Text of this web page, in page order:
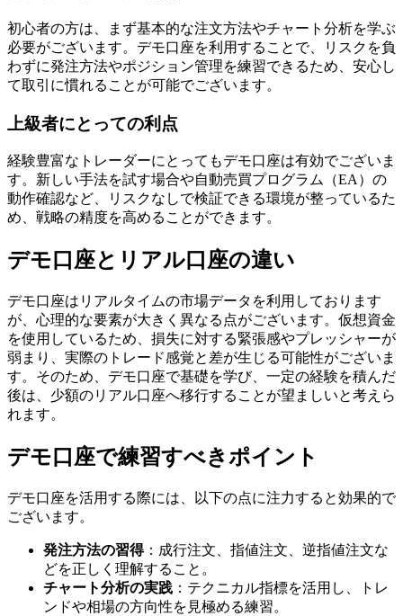
初心者の方は、まず基本的な注文方法やチャート分析を学ぶ
必要がございます。デモ口座を利用することで、リスクを負
わずに発注方法やポジション管理を練習できるため、安心し
て取引に慣れることが可能でございます。
上級者にとっての利点
経験豊富なトレーダーにとってもデモ口座は有効でございま
す。新しい手法を試す場合や自動売買プログラム（EA）の
動作確認など、リスクなしで検証できる環境が整っているた
め、戦略の精度を高めることができます。
デモ口座とリアル口座の違い
デモ口座はリアルタイムの市場データを利用しております
が、心理的な要素が大きく異なる点がございます。仮想資金
を使用しているため、損失に対する緊張感やプレッシャーが
弱まり、実際のトレード感覚と差が生じる可能性がございま
す。そのため、デモ口座で基礎を学び、一定の経験を積んだ
後は、少額のリアル口座へ移行することが望ましいと考えら
れます。
デモ口座で練習すべきポイント
デモ口座を活用する際には、以下の点に注力すると効果的で
ございます。
発注方法の習得：成行注文、指値注文、逆指値注文な
どを正しく理解すること。
チャート分析の実践 ：テクニカル指標を活用し、トレ
ンドや相場の方向性を見極める練習。